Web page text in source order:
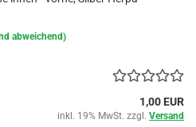
abweichend)
1,00 EUR
inkl. 19% MwSt. zzgl. Versand